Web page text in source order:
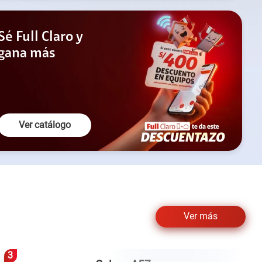
Lo quiero
Full Claro y
más
Ver catálogo
Ver más
4